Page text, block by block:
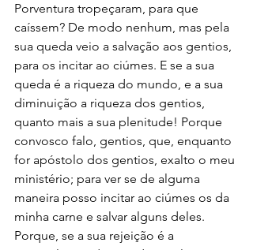
Porventura tropeçaram, para que
caíssem? De modo nenhum, mas pela
sua queda veio a salvação aos gentios,
para os incitar ao ciúmes. E se a sua
queda é a riqueza do mundo, e a sua
diminuição a riqueza dos gentios,
quanto mais a sua plenitude! Porque
convosco falo, gentios, que, enquanto
for apóstolo dos gentios, exalto o meu
ministério; para ver se de alguma
maneira posso incitar ao ciúmes os da
minha carne e salvar alguns deles.
Porque, se a sua rejeição é a